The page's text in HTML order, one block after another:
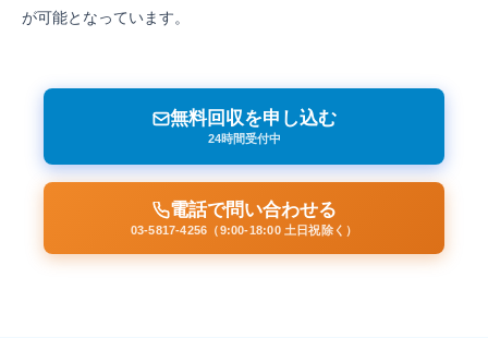
が可能となっています。
無料回収を申し込む
24時間受付中
電話で問い合わせる
03-5817-4256（9:00-18:00 土日祝除く）